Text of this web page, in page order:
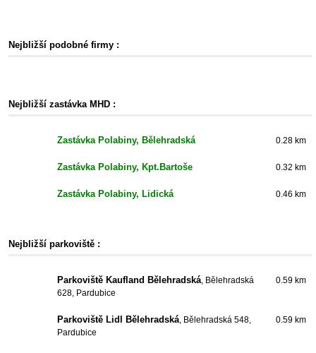
Nejbližší podobné firmy :
Nejbližší zastávka MHD :
Zastávka Polabiny, Bělehradská 0.28 km
Zastávka Polabiny, Kpt.Bartoše 0.32 km
Zastávka Polabiny, Lidická 0.46 km
Nejbližší parkoviště :
Parkoviště Kaufland Bělehradská, Bělehradská
628, Pardubice
0.59 km
Parkoviště Lidl Bělehradská, Bělehradská 548,
Pardubice
0.59 km